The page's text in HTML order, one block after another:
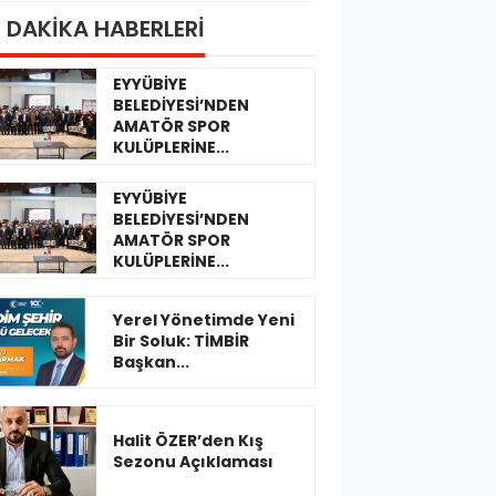
HABERLERİ
EYYÜBİYE
BELEDİYESİ’NDEN
AMATÖR SPOR
KULÜPLERİNE...
EYYÜBİYE
BELEDİYESİ’NDEN
AMATÖR SPOR
KULÜPLERİNE...
Yerel Yönetimde Yeni
Bir Soluk: TİMBİR
Başkan...
Halit ÖZER’den Kış
Sezonu Açıklaması